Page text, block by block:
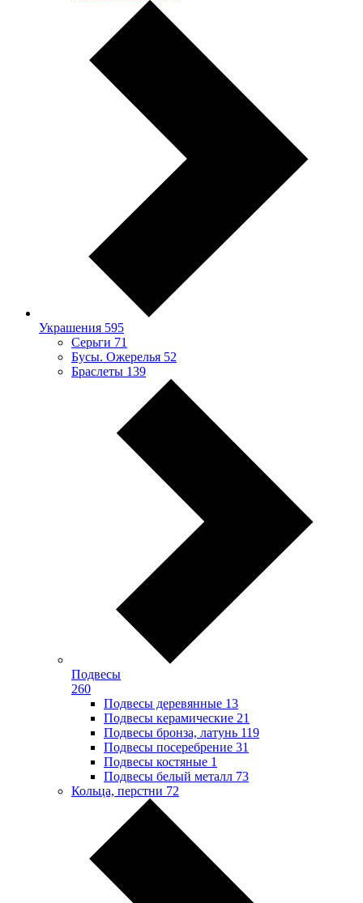
Украшения 595
Серьги 71
Бусы. Ожерелья 52
Браслеты 139
Подвесы
260
Подвесы деревянные 13
Подвесы керамические 21
Подвесы бронза, латунь 119
Подвесы посеребрение 31
Подвесы костяные 1
Подвесы белый металл 73
Кольца, перстни 72